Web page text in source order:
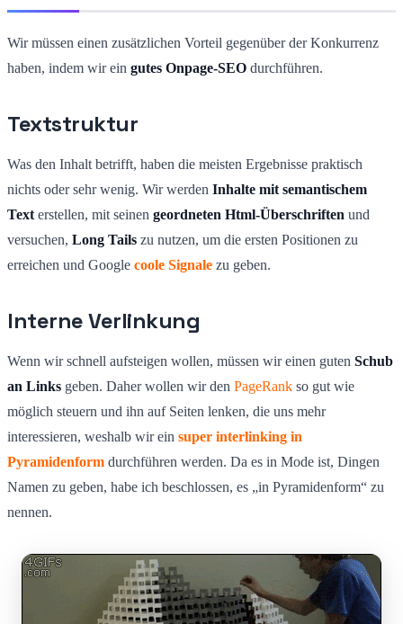
Wir müssen einen zusätzlichen Vorteil gegenüber der Konkurrenz
haben, indem wir ein gutes Onpage-SEO durchführen.
Textstruktur
Was den Inhalt betrifft, haben die meisten Ergebnisse praktisch
nichts oder sehr wenig. Wir werden Inhalte mit semantischem
Text erstellen, mit seinen geordneten Html-Überschriften und
versuchen, Long Tails zu nutzen, um die ersten Positionen zu
erreichen und Google coole Signale zu geben.
Interne Verlinkung
Wenn wir schnell aufsteigen wollen, müssen wir einen guten Schub
an Links geben. Daher wollen wir den PageRank so gut wie
möglich steuern und ihn auf Seiten lenken, die uns mehr
interessieren, weshalb wir ein super interlinking in
Pyramidenform durchführen werden. Da es in Mode ist, Dingen
Namen zu geben, habe ich beschlossen, es „in Pyramidenform“ zu
nennen.